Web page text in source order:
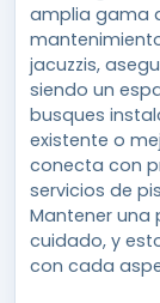
amplia gama
jacuzzis,
siendo un
busques
existente o
conecta con
servicios de
Mantener una
cuidado, y
con cada